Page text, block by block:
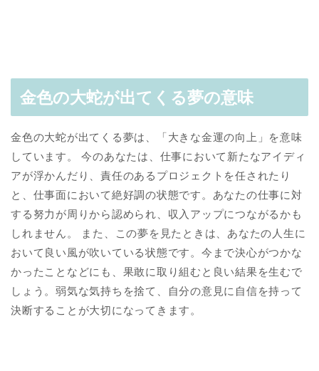
金色の大蛇が出てくる夢の意味
金色の大蛇が出てくる夢は、「大きな金運の向上」を意味
しています。 今のあなたは、仕事において新たなアイディ
アが浮かんだり、責任のあるプロジェクトを任されたり
と、仕事面において絶好調の状態です。あなたの仕事に対
する努力が周りから認められ、収入アップにつながるかも
しれません。 また、この夢を見たときは、あなたの人生に
おいて良い風が吹いている状態です。今まで決心がつかな
かったことなどにも、果敢に取り組むと良い結果を生むで
しょう。弱気な気持ちを捨て、自分の意見に自信を持って
決断することが大切になってきます。